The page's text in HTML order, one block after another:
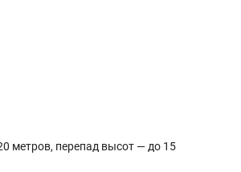
метров, перепад высот — до 15